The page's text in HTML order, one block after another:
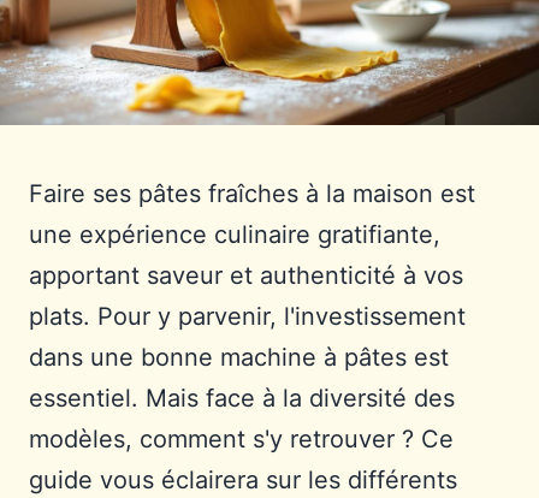
Faire ses pâtes fraîches à la maison est
une expérience culinaire gratifiante,
apportant saveur et authenticité à vos
plats. Pour y parvenir, l'investissement
dans une bonne machine à pâtes est
essentiel. Mais face à la diversité des
modèles, comment s'y retrouver ? Ce
guide vous éclairera sur les différents